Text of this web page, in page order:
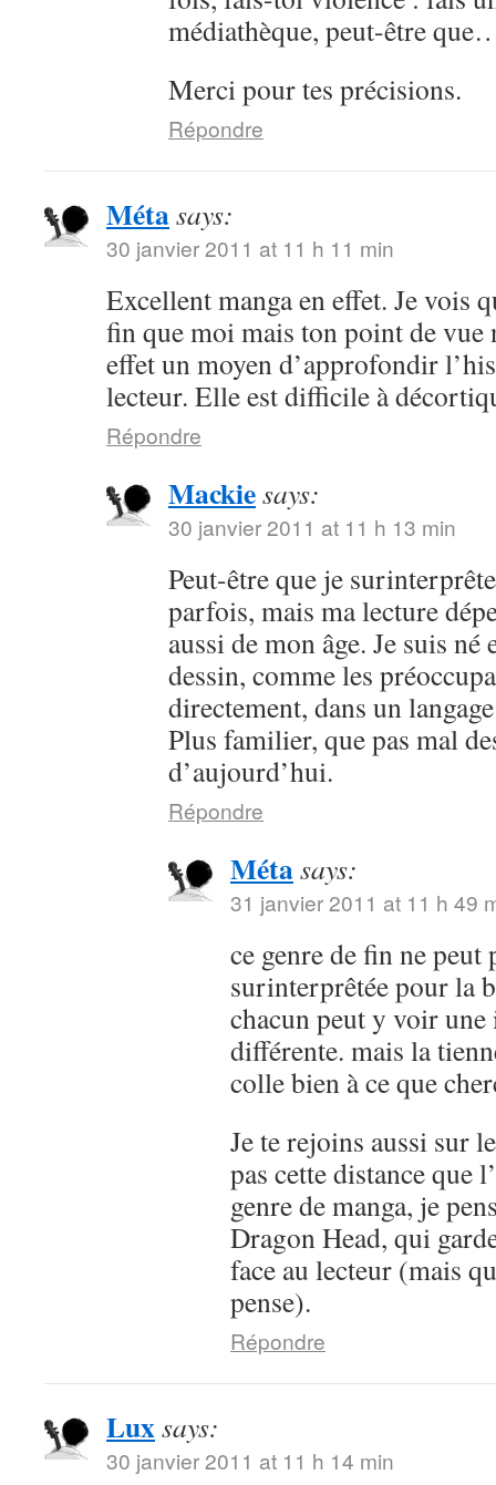
médiathèque, peut-être
Merci pour tes précisions.
Répondre
Métasays:
30 janvier 2011 at 11 h 11 min
Excellent manga en effet. Je vois
fin que moi mais ton point de vue
effet un moyen d’approfondir
lecteur. Elle est difficile à
Répondre
Mackiesays:
30 janvier 2011 at 11 h 13 min
Peut-être que je
parfois, mais ma lecture
aussi de mon âge. Je suis
dessin, comme les
directement, dans un
Plus familier, que pas mal
d’aujourd’hui.
Répondre
Métasays:
31 janvier 2011 at 11 h 49
ce genre de fin ne peut
surinterprêtée pour la
chacun peut y voir
différente. mais la
colle bien à ce que
Je te rejoins aussi sur
pas cette distance que
genre de manga, je
Dragon Head, qui
face au lecteur (mais
pense).
Répondre
Luxsays:
30 janvier 2011 at 11 h 14 min